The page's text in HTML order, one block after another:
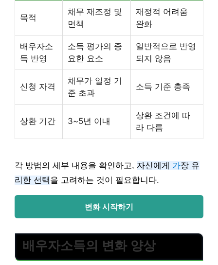
목적
채무 재조정 및
면책
재정적 어려움
완화
배우자소
득 반영
소득 평가의 중
요한 요소
일반적으로 반영
되지 않음
신청 자격
채무가 일정 기
준 초과
소득 기준 충족
상환 기간 3~5년 이내
상환 조건에 따
라 다름
각 방법의 세부 내용을 확인하고, 자신에게 가장 유
리한 선택을 고려하는 것이 필요합니다.
변화 시작하기
배우자소득의 변화 양상